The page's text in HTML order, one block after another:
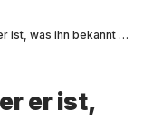
und was Michael Hornauf heute macht
er ist,